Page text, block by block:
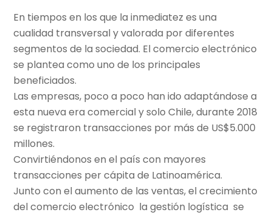
En tiempos en los que la inmediatez es una
cualidad transversal y valorada por diferentes
segmentos de la sociedad. El comercio electrónico
se plantea como uno de los principales
beneficiados.
Las empresas, poco a poco han ido adaptándose a
esta nueva era comercial y solo Chile, durante 2018
se registraron transacciones por más de US$5.000
millones.
Convirtiéndonos en el país con mayores
transacciones per cápita de Latinoamérica.
Junto con el aumento de las ventas, el crecimiento
del comercio electrónico la gestión logística se